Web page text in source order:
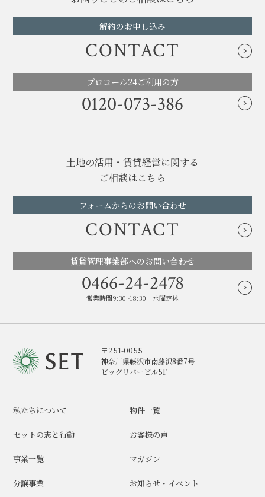
解約のお申し込み
CONTACT
プロコール24ご利用の方
0120-073-386
土地の活用・賃貸経営に関する
ご相談はこちら
フォームからのお問い合わせ
CONTACT
賃貸管理事業部へのお問い合わせ
0466-24-2478
営業時間9:30~18:30 水曜定休
〒251-0055
神奈川県藤沢市南藤沢8番7号
ビッグリバービル5F
私たちについて
セットの志と行動
事業一覧
分譲事業
物件一覧
お客様の声
マガジン
お知らせ・イベント